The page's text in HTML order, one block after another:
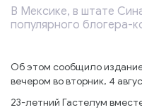
В Мексике, в штате
популярного блогера-
Об этом сообщило
вечером во вторник, 4
23-летний Гастелум